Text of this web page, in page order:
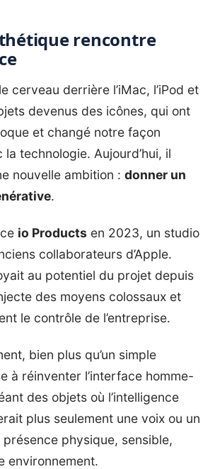
rencontre
cerveau derrière l’iMac, l’iPod et
devenus des icônes, qui ont
et changé notre façon
la technologie. Aujourd’hui, il
nouvelle ambition : donner un
.
io Products en 2023, un studio
collaborateurs d’Apple.
au potentiel du projet depuis
des moyens colossaux et
le contrôle de l’entreprise.
bien plus qu’un simple
à réinventer l’interface homme-
des objets où l’intelligence
plus seulement une voix ou un
physique, sensible,
environnement.